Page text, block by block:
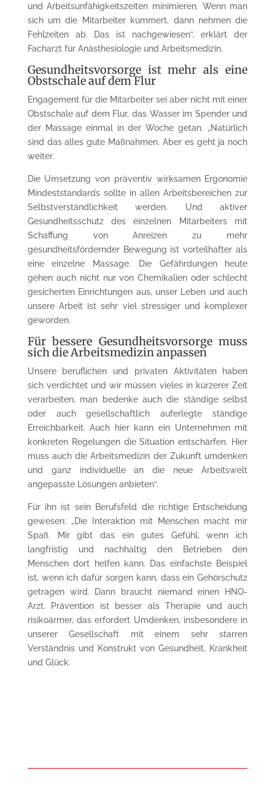
und Arbeitsunfähigkeitszeiten minimieren. Wenn man
sich um die Mitarbeiter kümmert, dann nehmen die
Fehlzeiten ab. Das ist nachgewiesen“, erklärt der
Facharzt für Anästhesiologie und Arbeitsmedizin.
Gesundheitsvorsorge ist mehr als eine
Obstschale auf dem Flur
Engagement für die Mitarbeiter sei aber nicht mit einer
Obstschale auf dem Flur, das Wasser im Spender und
der Massage einmal in der Woche getan. „Natürlich
sind das alles gute Maßnahmen. Aber es geht ja noch
weiter.
Die Umsetzung von präventiv wirksamen Ergonomie
Mindeststandards sollte in allen Arbeitsbereichen zur
Selbstverständlichkeit werden. Und aktiver
Gesundheitsschutz des einzelnen Mitarbeiters mit
Schaffung von Anreizen zu mehr
gesundheitsfördernder Bewegung ist vorteilhafter als
eine einzelne Massage. Die Gefährdungen heute
gehen auch nicht nur von Chemikalien oder schlecht
gesicherten Einrichtungen aus, unser Leben und auch
unsere Arbeit ist sehr viel stressiger und komplexer
geworden.
Für bessere Gesundheitsvorsorge muss
sich die Arbeitsmedizin anpassen
Unsere beruflichen und privaten Aktivitäten haben
sich verdichtet und wir müssen vieles in kürzerer Zeit
verarbeiten, man bedenke auch die ständige selbst
oder auch gesellschaftlich auferlegte ständige
Erreichbarkeit. Auch hier kann ein Unternehmen mit
konkreten Regelungen die Situation entschärfen. Hier
muss auch die Arbeitsmedizin der Zukunft umdenken
und ganz individuelle an die neue Arbeitswelt
angepasste Lösungen anbieten“.
Für ihn ist sein Berufsfeld die richtige Entscheidung
gewesen: „Die Interaktion mit Menschen macht mir
Spaß. Mir gibt das ein gutes Gefühl, wenn ich
langfristig und nachhaltig den Betrieben den
Menschen dort helfen kann. Das einfachste Beispiel
ist, wenn ich dafür sorgen kann, dass ein Gehörschutz
getragen wird. Dann braucht niemand einen HNO-
Arzt. Prävention ist besser als Therapie und auch
risikoärmer, das erfordert Umdenken, insbesondere in
unserer Gesellschaft mit einem sehr starren
Verständnis und Konstrukt von Gesundheit, Krankheit
und Glück.